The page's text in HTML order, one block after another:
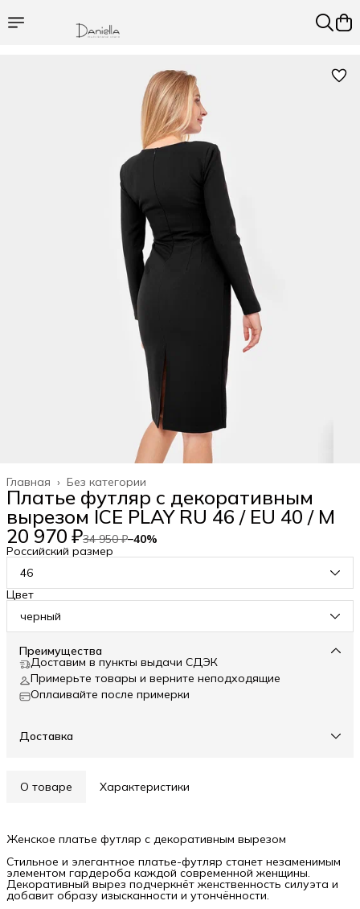
Без категории
Главная ›
Платье футляр с декоративным
вырезом ICE PLAY RU 46 / EU 40 / M
20 970 ₽34 950 ₽−40%
Российский размер
46
Цвет
черный
Преимущества
Доставим в пункты выдачи СДЭК
Примерьте товары и верните неподходящие
Оплаивайте после примерки
Доставка
О товаре Характеристики
Женское платье футляр с декоративным вырезом
Стильное и элегантное платье-футляр станет незаменимым
элементом гардероба каждой современной женщины.
Декоративный вырез подчеркнёт женственность силуэта и
добавит образу изысканности и утончённости.